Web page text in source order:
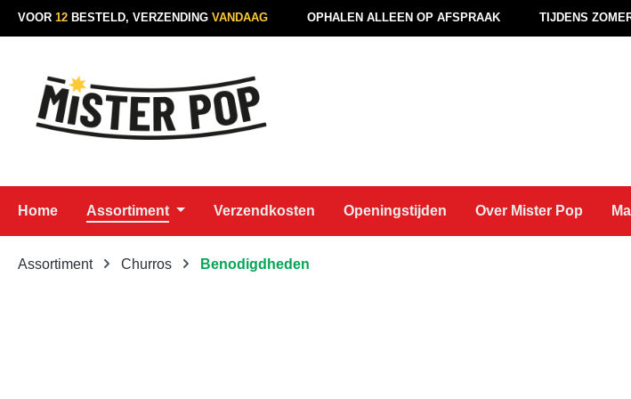
de hoofdinhoud
Ga naar de zoekopdracht
Ga naar de hoofdnavigatie
VOOR 12 BESTELD, VERZENDING VANDAAG OPHALEN ALLEEN OP AFSPRAAK TIJDENS
Home Assortiment Verzendkosten Openingstijden Over Mister Pop
Assortiment Churros Benodigdheden